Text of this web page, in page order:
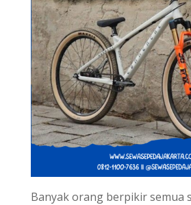
Banyak orang berpikir semua